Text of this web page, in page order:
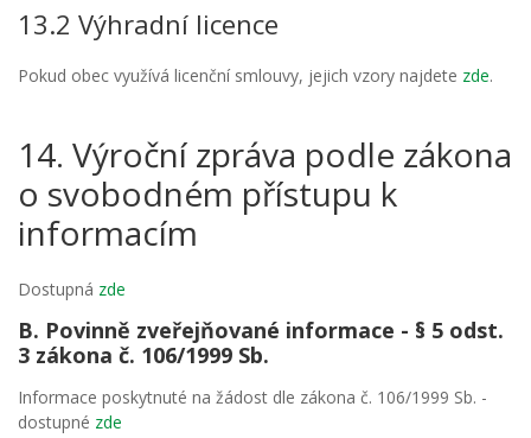
13.2 Výhradní licence
Pokud obec využívá licenční smlouvy, jejich vzory najdete zde.
14. Výroční zpráva podle zákona
o svobodném přístupu k
informacím
Dostupná zde
B. Povinně zveřejňované informace - § 5 odst.
3 zákona č. 106/1999 Sb.
Informace poskytnuté na žádost dle zákona č. 106/1999 Sb. -
dostupné zde